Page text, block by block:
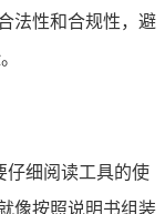
法性和合规性，避
仔细阅读工具的使
像按照说明书组装